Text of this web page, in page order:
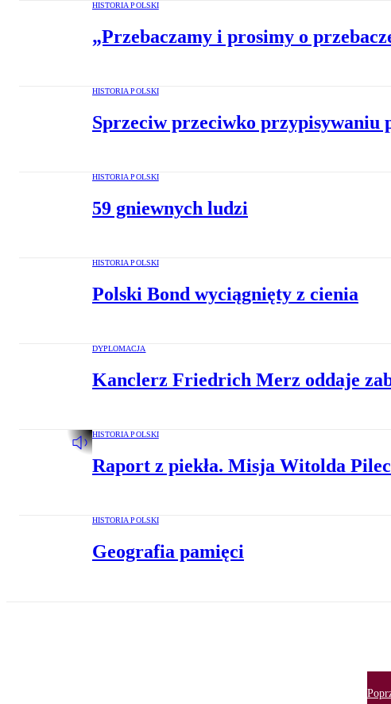
HISTORIA POLSKI
„Przebaczamy i prosimy o
HISTORIA POLSKI
Sprzeciw przeciwko przypisywaniu
HISTORIA POLSKI
59 gniewnych ludzi
HISTORIA POLSKI
Polski Bond wyciągnięty z cienia
DYPLOMACJA
Kanclerz Friedrich Merz oddaje
HISTORIA POLSKI
Raport z piekła. Misja Witolda
HISTORIA POLSKI
Geografia pamięci